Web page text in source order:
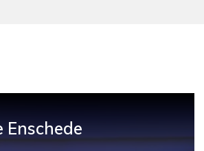
Enschede